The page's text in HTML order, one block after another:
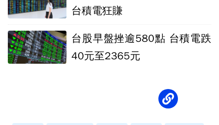
台積電狂賺
台股早盤挫逾580點 台積電跌
40元至2365元